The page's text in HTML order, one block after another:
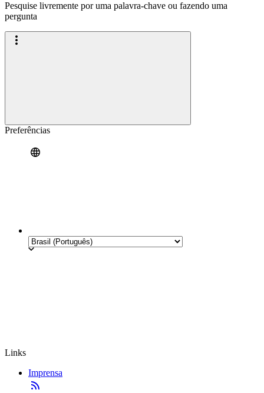
Pesquise livremente por uma palavra-chave ou fazendo uma
pergunta
Preferências
Links
Imprensa